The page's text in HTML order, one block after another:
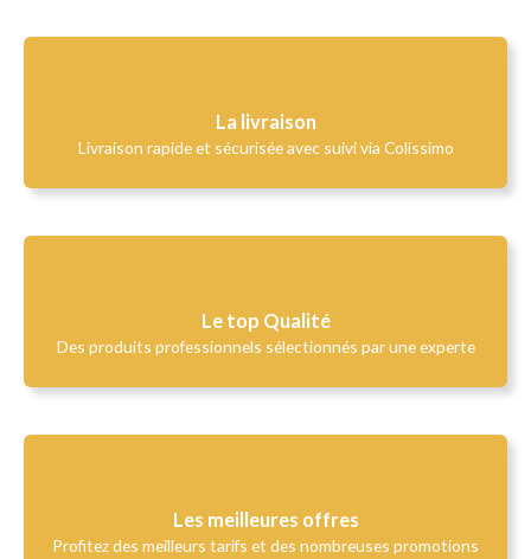
La livraison
Livraison rapide et sécurisée avec suivi via Colissimo
Le top Qualité​
Des produits professionnels sélectionnés par une experte
Les meilleures offres
Profitez des meilleurs tarifs et des nombreuses promotions